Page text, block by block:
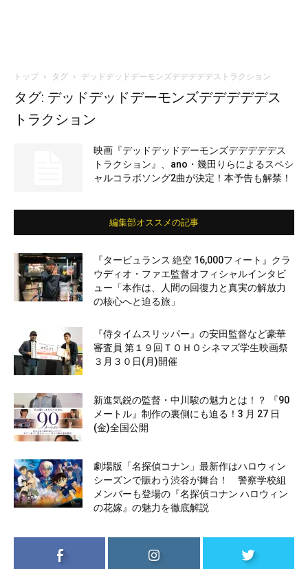
トップ タグ デッドデッドデーモンズデデデデデストラクション
タグ: デッドデッドデーモンズデデデデデス
トラクション
映画『デッドデッドデーモンズデデデデデス
トラクション』、ano・幾田りらによるスペシ
ャルコラボソング2曲が決定！本予告も解禁！
編集部オススメの記事
『タービュランス 絶空 16,000フィート』クラ
ウディオ・ファエ監督オフィシャルインタビ
ュー「本作は、人間の回復力と真実の解放力
の核心へと迫る旅」
『侍タイムスリッパー』の安田監督など豪華
審査員 第１９回ＴＯＨＯシネマズ学生映画祭
３月３０日(月)開催
新進気鋭の監督・中川駿の魅力とは！？ 『90
メートル』制作の裏側にも迫る！3 月 27 日
(金)全国公開
劇場版「名探偵コナン」最新作はハロウィン
シーズンで賑わう渋谷が舞台！ 警察学校組
メンバーも登場の『名探偵コナン ハロウィン
の花嫁』の魅力を徹底解説